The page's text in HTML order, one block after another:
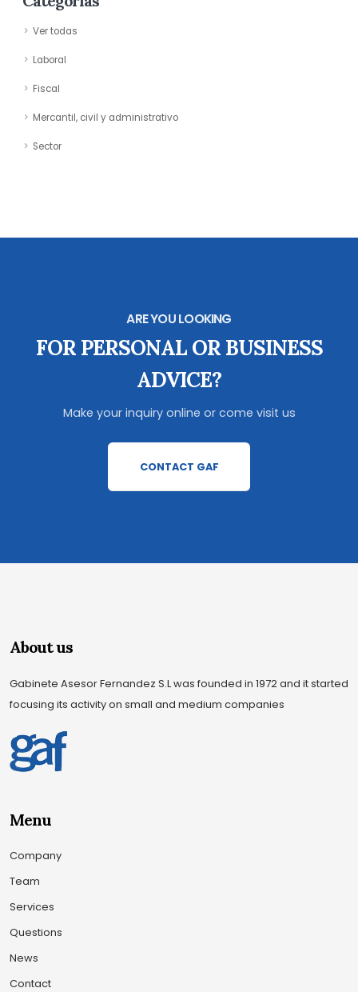
Ver todas
Laboral
Fiscal
Mercantil, civil y administrativo
Sector
ARE YOU LOOKING
FOR PERSONAL OR BUSINESS
ADVICE?
Make your inquiry online or come visit us
CONTACT GAF
About us
Gabinete Asesor Fernandez S.L was founded in 1972 and it started
focusing its activity on small and medium companies
Menu
Company
Team
Services
Questions
News
Contact